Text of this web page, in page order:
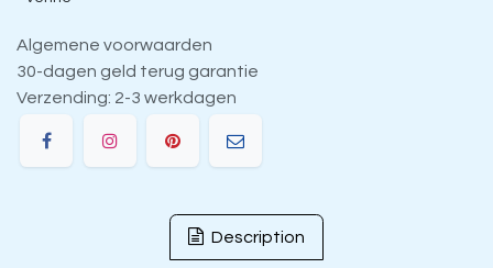
Algemene voorwaarden
30-dagen geld terug garantie
Verzending: 2-3 werkdagen
Description